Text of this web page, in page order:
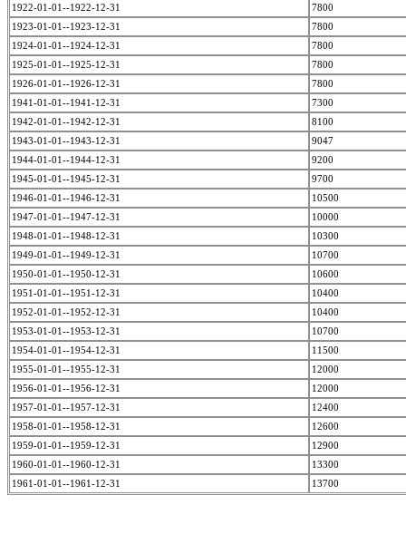
1922-01-01--1922-12-31
7800
1923-01-01--1923-12-31
7800
1924-01-01--1924-12-31
7800
1925-01-01--1925-12-31
7800
1926-01-01--1926-12-31
7800
1941-01-01--1941-12-31
7300
1942-01-01--1942-12-31
8100
1943-01-01--1943-12-31
9047
1944-01-01--1944-12-31
9200
1945-01-01--1945-12-31
9700
1946-01-01--1946-12-31
10500
1947-01-01--1947-12-31
10000
1948-01-01--1948-12-31
10300
1949-01-01--1949-12-31
10700
1950-01-01--1950-12-31
10600
1951-01-01--1951-12-31
10400
1952-01-01--1952-12-31
10400
1953-01-01--1953-12-31
10700
1954-01-01--1954-12-31
11500
1955-01-01--1955-12-31
12000
1956-01-01--1956-12-31
12000
1957-01-01--1957-12-31
12400
1958-01-01--1958-12-31
12600
1959-01-01--1959-12-31
12900
1960-01-01--1960-12-31
13300
1961-01-01--1961-12-31
13700